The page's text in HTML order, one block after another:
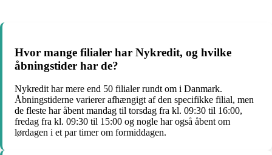
Hvor mange filialer har Nykredit, og hvilke
åbningstider har de?
Nykredit har mere end 50 filialer rundt om i Danmark.
Åbningstiderne varierer afhængigt af den specifikke filial, men
de fleste har åbent mandag til torsdag fra kl. 09:30 til 16:00,
fredag fra kl. 09:30 til 15:00 og nogle har også åbent om
lørdagen i et par timer om formiddagen.